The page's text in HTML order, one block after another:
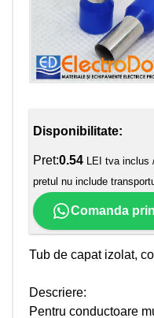
Disponibilitate:
Pret:0.54 LEI tva inclus
pretul nu include
Comanda
Tub de capat izolat,
Descriere:
Pentru conductoare